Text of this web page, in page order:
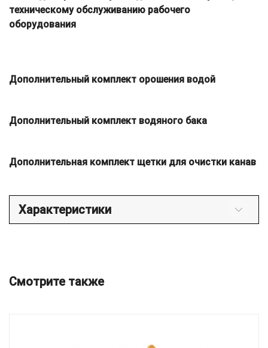
техническому обслуживанию рабочего
оборудования
Дополнительный комплект орошения водой
Дополнительный комплект водяного бака
Дополнительная комплект щетки для очистки канав
Характеристики
Смотрите также